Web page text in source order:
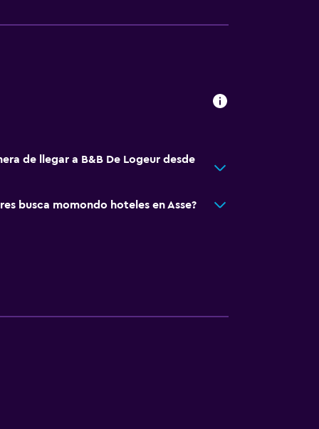
de llegar a B&B De Logeur desde
busca momondo hoteles en Asse?